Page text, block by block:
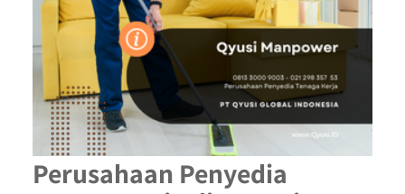
Perusahaan Penyedia